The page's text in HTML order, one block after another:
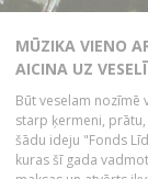
MŪZIKA VIENO
AICINA UZ
Būt veselam nozīmē
starp ķermeni,
šādu ideju "Fonds
kuras šī gada